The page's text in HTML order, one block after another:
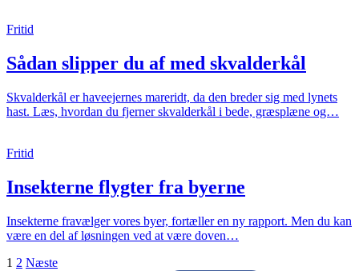
Fritid
Sådan slipper du af med skvalderkål
Skvalderkål er haveejernes mareridt, da den breder sig med lynets
hast. Læs, hvordan du fjerner skvalderkål i bede, græsplæne og…
Fritid
Insekterne flygter fra byerne
Insekterne fravælger vores byer, fortæller en ny rapport. Men du kan
være en del af løsningen ved at være doven…
1 2 Næste